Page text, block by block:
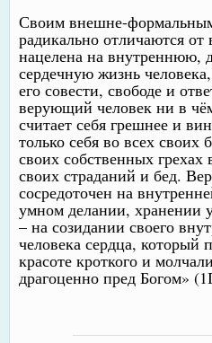
Своим внешне-
радикально отличаются от
нацелена на внутреннюю,
сердечную жизнь
его совести, свободе и
верующий человек ни в
считает себя грешнее и
только себя во всех своих
своих собственных
своих страданий и бед.
сосредоточен на
умном делании, хранении
– на созидании своего
человека сердца, который
красоте кроткого и
драгоценно пред Богом»